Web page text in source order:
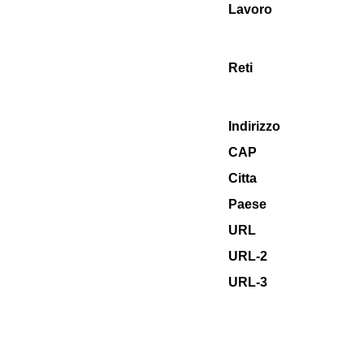
Lavoro
Reti
Indirizzo
CAP
Citta
Paese
URL
URL-2
URL-3